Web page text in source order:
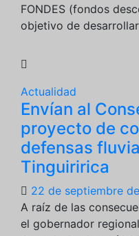
FONDES (fondos
objetivo de
Actualidad
Envían al
proyecto de
defensas
Tinguiririca
22 de septiembre
A raíz de las
el gobernador